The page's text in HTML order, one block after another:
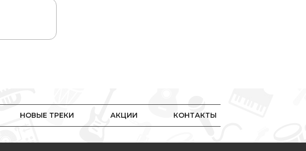
НОВЫЕ ТРЕКИ АКЦИИ КОНТАКТЫ